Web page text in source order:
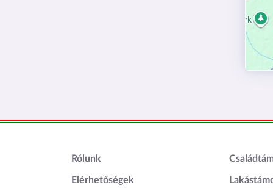
Lábléc1
Rólunk
Elérhetőségek